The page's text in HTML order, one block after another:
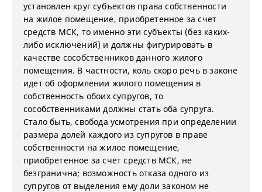
установлен круг субъектов права собственности
на жилое помещение, приобретенное за счет
средств МСК, то именно эти субъекты (без каких-
либо исключений) и должны фигурировать в
качестве сособственников данного жилого
помещения. В частности, коль скоро речь в законе
идет об оформлении жилого помещения в
собственность обоих супругов, то
сособственниками должны стать оба супруга.
Стало быть, свобода усмотрения при определении
размера долей каждого из супругов в праве
собственности на жилое помещение,
приобретенное за счет средств МСК, не
безгранична; возможность отказа одного из
супругов от выделения ему доли законом не